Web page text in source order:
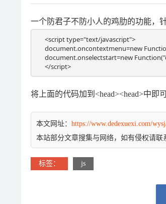
一个防君子不防小人的鸡肋的功能，
<script type="text/javascript">
document.oncontextmenu=new
document.onselectstart=new
</script>
将上面的代码加到<head><head>中即
本文网址： https://www.dedexuexi.com/
本站部分文章搜集与网络，如有侵权请联
标签： js